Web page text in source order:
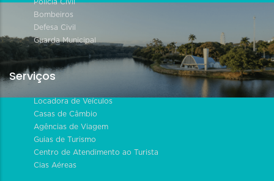
Polícia Civil
Bombeiros
Defesa Civil
Guarda Municipal
Serviços
Locadora de Veículos
Casas de Câmbio
Agências de Viagem
Guias de Turismo
Centro de Atendimento ao Turista
Cias Aéreas